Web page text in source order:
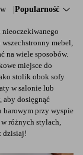
Sortuj według:
Popularność
nieoczekiwanego
mebel,
na wiele sposobów.
miejsce do
stolik obok sofy
w salonie lub
aby dosięgnąć
barowym przy wyspie
w różnych stylach,
dzisiaj!